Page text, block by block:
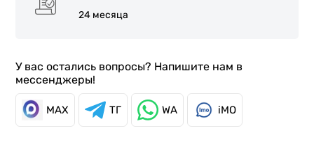
24 месяца
У вас остались вопросы? Напишите нам в
мессенджеры!
MAX ТГ WA iMO